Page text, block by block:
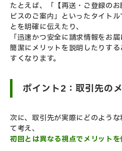
たとえば、「【再送・ご登録の
ビスのご案内」といったタイトル
とを明確に伝えたり、
「迅速かつ安全に請求情報をお
簡潔にメリットを説明したりす
すくなります。
ポイント2：取引先の
次に、取引先が実際にどのよう
て考え、
初回とは異なる視点でメリットを